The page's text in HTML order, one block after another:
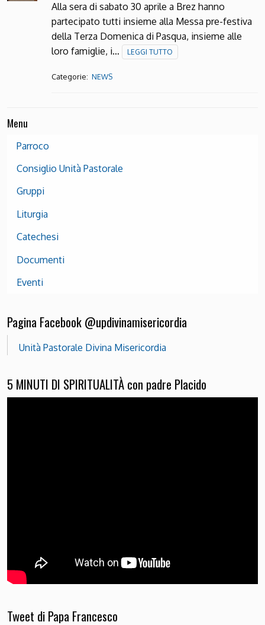
Alla sera di sabato 30 aprile a Brez hanno
partecipato tutti insieme alla Messa pre-festiva
della Terza Domenica di Pasqua, insieme alle
loro famiglie, i…
LEGGI TUTTO
Categorie: NEWS
Menu
Parroco
Consiglio Unità Pastorale
Gruppi
Liturgia
Catechesi
Documenti
Eventi
Pagina Facebook @updivinamisericordia
Unità Pastorale Divina Misericordia
5 MINUTI DI SPIRITUALITÀ con padre Placido
Tweet di Papa Francesco